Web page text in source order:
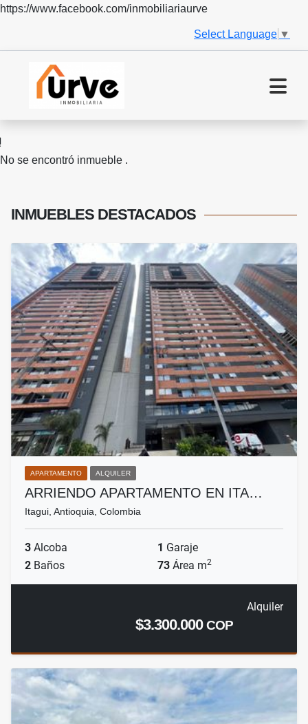
https://www.facebook.com/inmobiliariaurve
Select Language ▼
No se encontró inmueble .
INMUEBLES DESTACADOS
APARTAMENTO ALQUILER
ARRIENDO APARTAMENTO EN ITA…
Itagui, Antioquia, Colombia
3 Alcoba 1 Garaje
2 Baños 73 Área m2
Alquiler
$3.300.000COP